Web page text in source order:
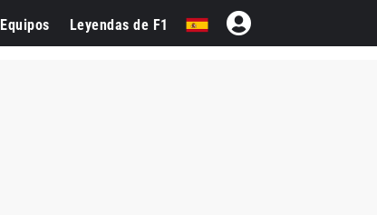
Equipos Leyendas de F1